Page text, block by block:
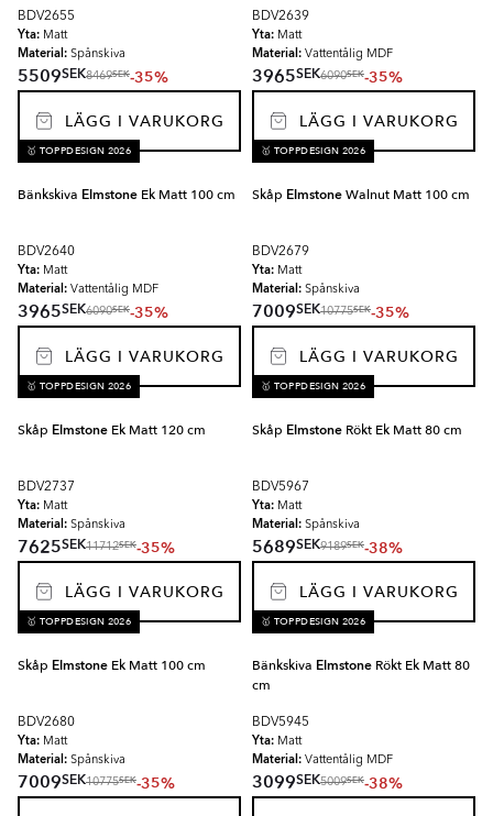
BDV2655
Yta: Matt
Material: Spånskiva
5509SEK8469SEK-35%
LÄGG I VARUKORG
BDV2639
Yta: Matt
Material: Vattentålig MDF
3965SEK6090SEK-35%
LÄGG I VARUKORG
🥇 TOPPDESIGN 2026
Bänkskiva Elmstone Ek Matt 100 cm
BDV2640
Yta: Matt
Material: Vattentålig MDF
3965SEK6090SEK-35%
LÄGG I VARUKORG
🥇 TOPPDESIGN 2026
Skåp ElmstoneWalnut Matt 100 cm
BDV2679
Yta: Matt
Material: Spånskiva
7009SEK10775SEK-35%
LÄGG I VARUKORG
🥇 TOPPDESIGN 2026
Skåp Elmstone Ek Matt 120 cm
BDV2737
Yta: Matt
Material: Spånskiva
7625SEK11712SEK-35%
LÄGG I VARUKORG
🥇 TOPPDESIGN 2026
Skåp Elmstone Rökt Ek Matt 80 cm
BDV5967
Yta: Matt
Material: Spånskiva
5689SEK9189SEK-38%
LÄGG I VARUKORG
🥇 TOPPDESIGN 2026
Skåp Elmstone Ek Matt 100 cm
BDV2680
Yta: Matt
Material: Spånskiva
7009SEK10775SEK-35%
🥇 TOPPDESIGN 2026
Bänkskiva Elmstone Rökt Ek Matt 80
cm
BDV5945
Yta: Matt
Material: Vattentålig MDF
3099SEK5009SEK-38%